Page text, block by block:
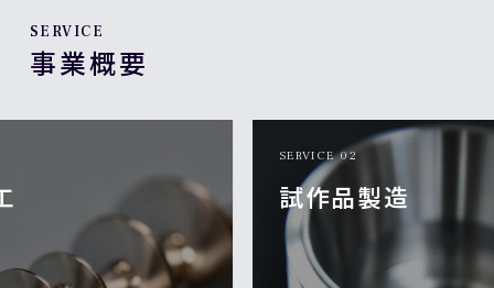
SERVICE
事業概要
SERVICE 02
試作品製造